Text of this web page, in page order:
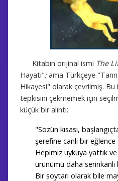
Kitabın orijinal ismi The
Hayatı";ama Türkçeye
Hikayesi" olarak çevrilmiş. Bu
tepkisini çekmemek için
küçük bir alıntı:
"Sözün kısası,
şerefine canlı bir
Hepimiz uykuya yattık
ürünümü daha
Bir soytarı olarak bile